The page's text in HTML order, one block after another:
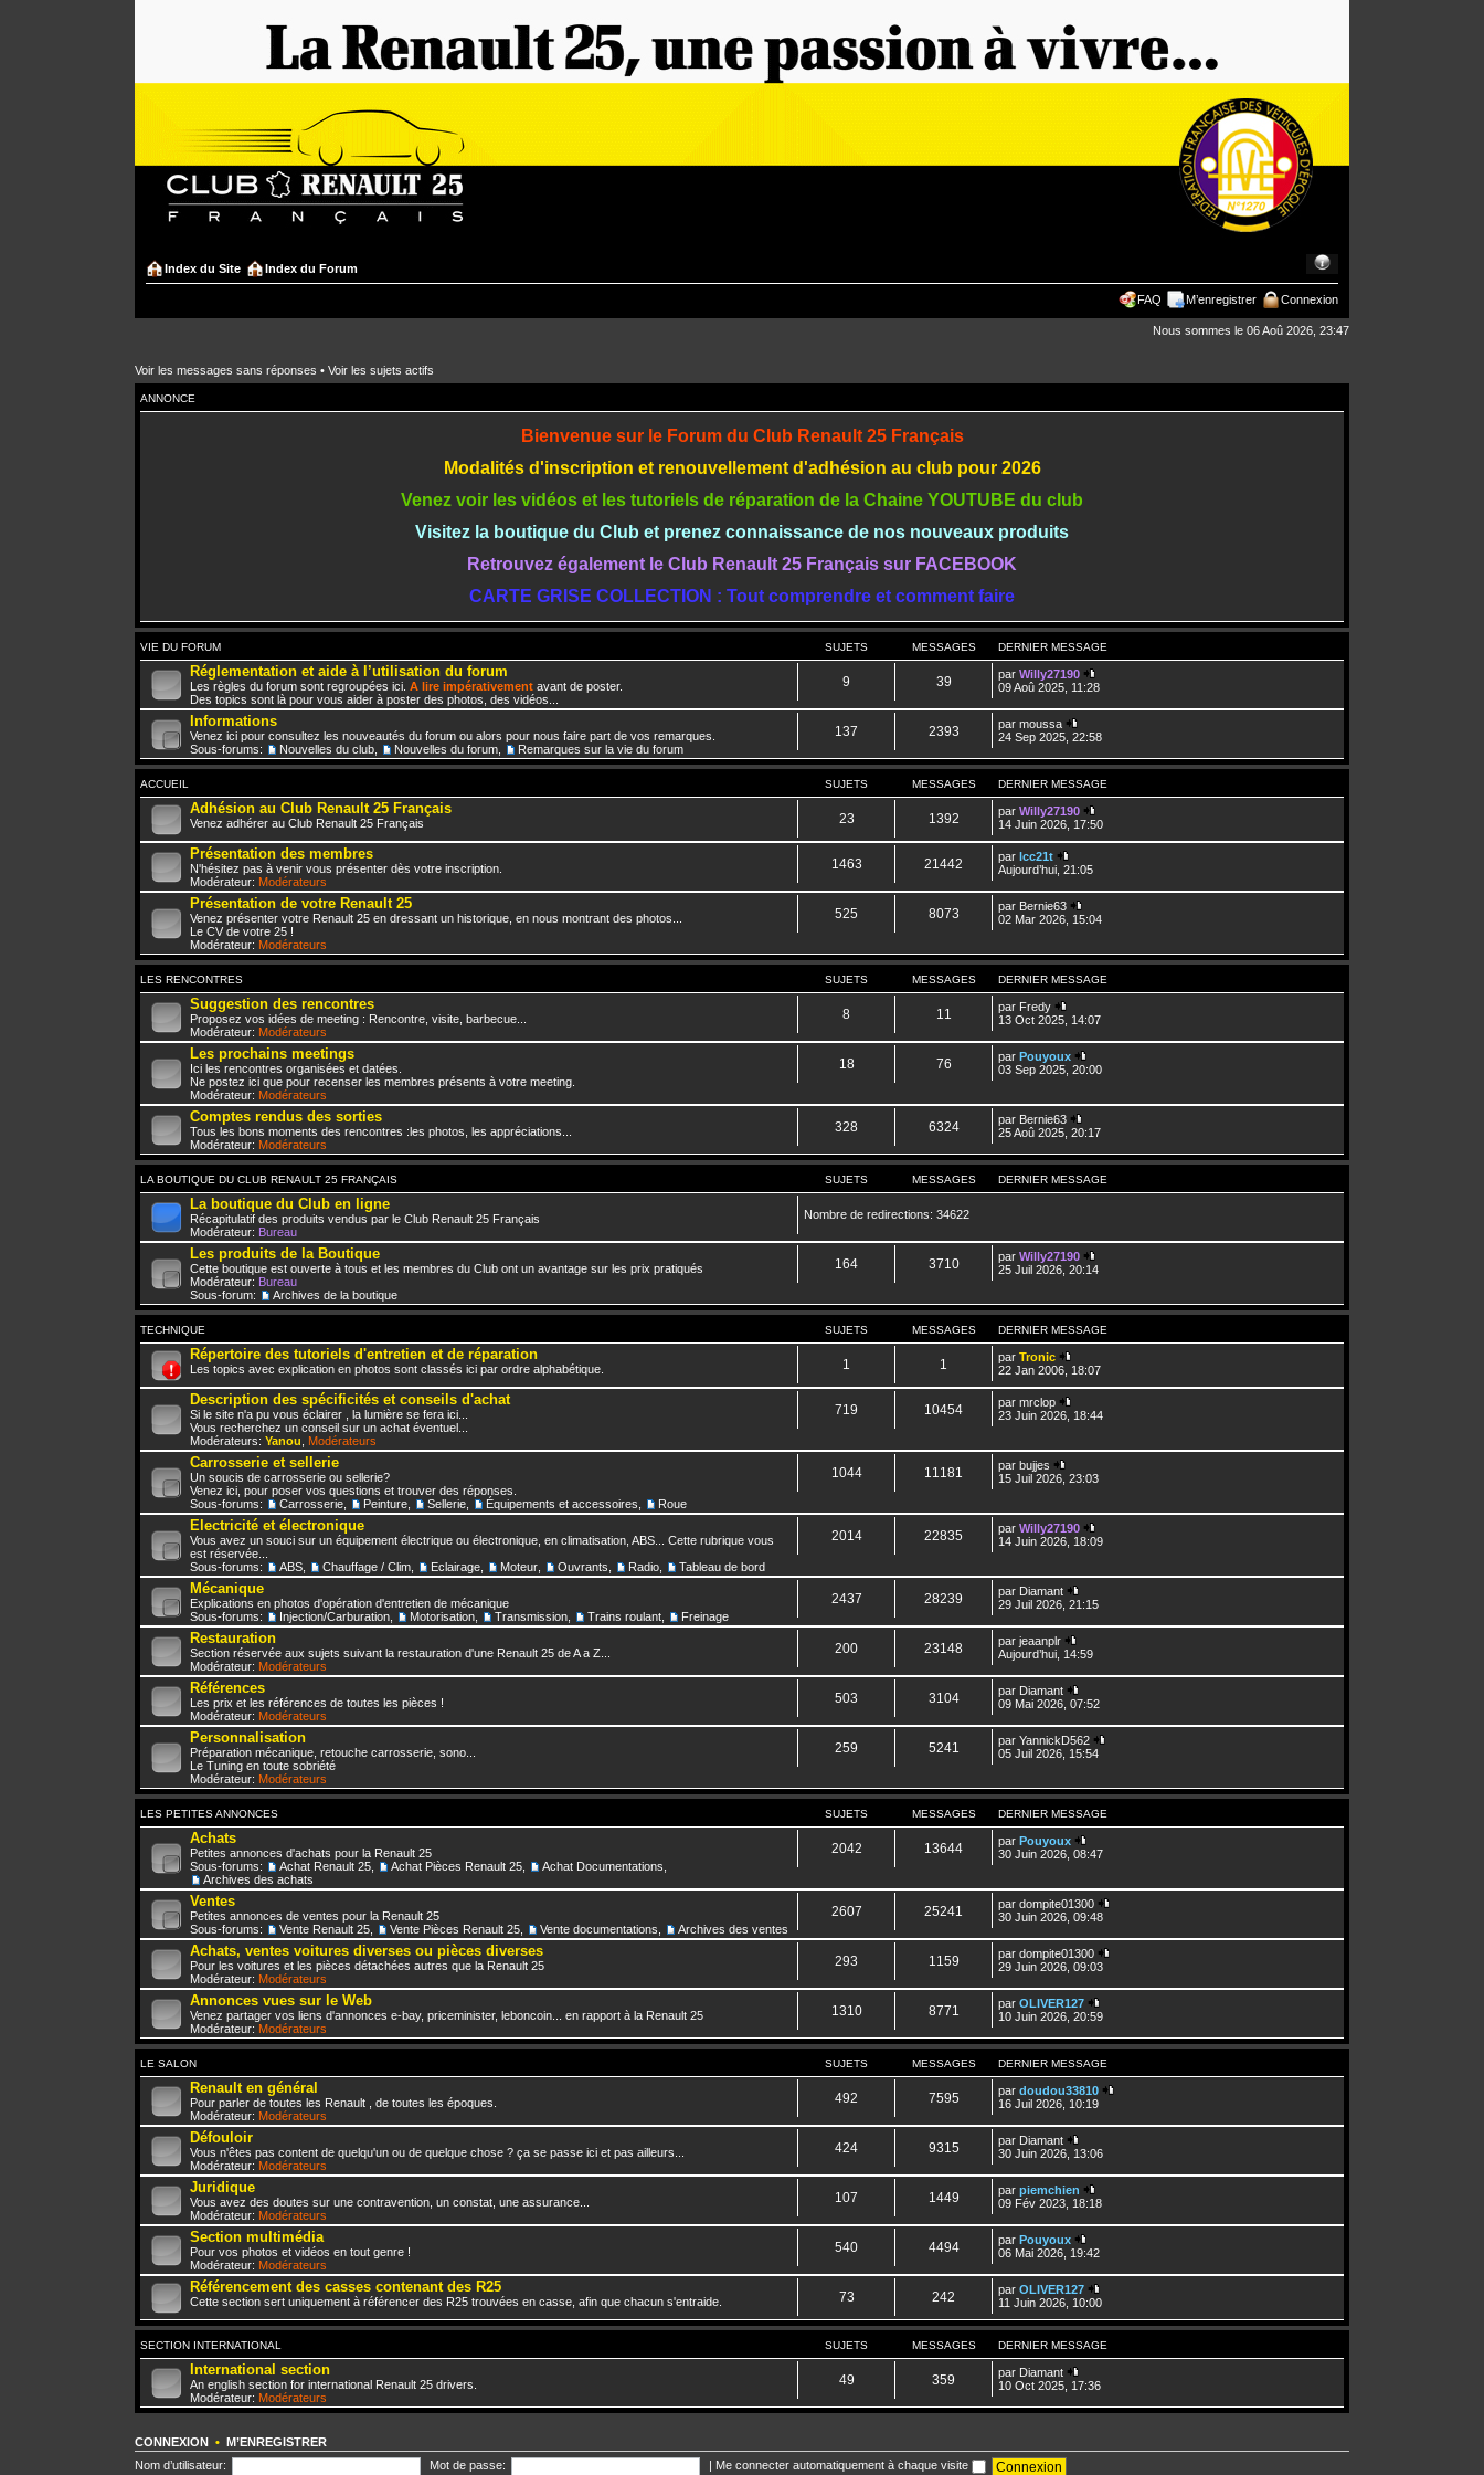
Index du Site Index du Forum
FAQ M’enregistrer Connexion
Nous sommes le 06 Aoû 2026, 23:47
Voir les messages sans réponses • Voir les sujets actifs
ANNONCE
Bienvenue sur le Forum du Club Renault 25 Français
Modalités d'inscription et renouvellement d'adhésion au club pour 2026
Venez voir les vidéos et les tutoriels de réparation de la Chaine YOUTUBE du club
Visitez la boutique du Club et prenez connaissance de nos nouveaux produits
Retrouvez également le Club Renault 25 Français sur FACEBOOK
CARTE GRISE COLLECTION : Tout comprendre et comment faire
VIE DU FORUM SUJETS MESSAGES DERNIER MESSAGE
Réglementation et aide à l’utilisation du forum
Les règles du forum sont regroupées ici. A lire impérativement avant de poster.
Des topics sont là pour vous aider à poster des photos, des vidéos...
9 39 parWilly27190
09 Aoû 2025, 11:28
Informations
Venez ici pour consultez les nouveautés du forum ou alors pour nous faire part de vos remarques.
Sous-forums:
Nouvelles du club Nouvelles du forum Remarques sur la vie du forum
137 2393 parmoussa
24 Sep 2025, 22:58
ACCUEIL SUJETS MESSAGES DERNIER MESSAGE
Adhésion au Club Renault 25 Français
Venez adhérer au Club Renault 25 Français 23 1392 parWilly27190
14 Juin 2026, 17:50
Présentation des membres
N'hésitez pas à venir vous présenter dès votre inscription.
Modérateur: Modérateurs
1463 21442 parlcc21t
Aujourd’hui, 21:05
Présentation de votre Renault 25
Venez présenter votre Renault 25 en dressant un historique, en nous montrant des photos...
Le CV de votre 25 !
Modérateur: Modérateurs
525 8073 par Bernie63
02 Mar 2026, 15:04
LES RENCONTRES SUJETS MESSAGES DERNIER MESSAGE
Suggestion des rencontres
Proposez vos idées de meeting : Rencontre, visite, barbecue...
Modérateur: Modérateurs
8 11 par Fredy
13 Oct 2025, 14:07
Les prochains meetings
Ici les rencontres organisées et datées.
Ne postez ici que pour recenser les membres présents à votre meeting.
Modérateur: Modérateurs
18 76 parPouyoux
03 Sep 2025, 20:00
Comptes rendus des sorties
Tous les bons moments des rencontres :les photos, les appréciations...
Modérateur: Modérateurs
328 6324 par Bernie63
25 Aoû 2025, 20:17
LA BOUTIQUE DU CLUB RENAULT 25 FRANÇAIS SUJETS MESSAGES DERNIER MESSAGE
La boutique du Club en ligne
Récapitulatif des produits vendus par le Club Renault 25 Français
Modérateur: Bureau
Nombre de redirections: 34622
Les produits de la Boutique
Cette boutique est ouverte à tous et les membres du Club ont un avantage sur les prix pratiqués
Modérateur: Bureau
Sous-forum:
Archives de la boutique
164 3710 parWilly27190
25 Juil 2026, 20:14
TECHNIQUE SUJETS MESSAGES DERNIER MESSAGE
Répertoire des tutoriels d'entretien et de réparation
Les topics avec explication en photos sont classés ici par ordre alphabétique. 1 1 parTronic
22 Jan 2006, 18:07
Description des spécificités et conseils d'achat
Si le site n'a pu vous éclairer , la lumière se fera ici...
Vous recherchez un conseil sur un achat éventuel...
Modérateurs: Yanou Modérateurs
719 10454 parmrclop
23 Juin 2026, 18:44
Carrosserie et sellerie
Un soucis de carrosserie ou sellerie?
Venez ici, pour poser vos questions et trouver des réponses.
Sous-forums:
Carrosserie Peinture Sellerie Équipements et accessoires Roue
1044 11181 parbujjes
15 Juil 2026, 23:03
Electricité et électronique
Vous avez un souci sur un équipement électrique ou électronique, en climatisation, ABS... Cette rubrique vous
est réservée...
Sous-forums:
ABS Chauffage / Clim Eclairage Moteur Ouvrants Radio Tableau de bord
2014 22835 parWilly27190
14 Juin 2026, 18:09
Mécanique
Explications en photos d'opération d'entretien de mécanique
Sous-forums:
Injection/Carburation Motorisation Transmission Trains roulant Freinage
2437 28239 par Diamant
29 Juil 2026, 21:15
Restauration
Section réservée aux sujets suivant la restauration d'une Renault 25 de A a Z...
Modérateur: Modérateurs
200 23148 parjeaanplr
Aujourd’hui, 14:59
Références
Les prix et les références de toutes les pièces !
Modérateur: Modérateurs
503 3104 par Diamant
09 Mai 2026, 07:52
Personnalisation
Préparation mécanique, retouche carrosserie, sono...
Le Tuning en toute sobriété
Modérateur: Modérateurs
259 5241 parYannickD562
05 Juil 2026, 15:54
LES PETITES ANNONCES SUJETS MESSAGES DERNIER MESSAGE
Achats
Petites annonces d'achats pour la Renault 25
Sous-forums:
Achat Renault 25 Achat Pièces Renault 25 Achat Documentations
Archives des achats
2042 13644 parPouyoux
30 Juin 2026, 08:47
Ventes
Petites annonces de ventes pour la Renault 25
Sous-forums:
Vente Renault 25 Vente Pièces Renault 25 Vente documentations Archives des ventes
2607 25241 pardompite01300
30 Juin 2026, 09:48
Achats, ventes voitures diverses ou pièces diverses
Pour les voitures et les pièces détachées autres que la Renault 25
Modérateur: Modérateurs
293 1159 pardompite01300
29 Juin 2026, 09:03
Annonces vues sur le Web
Venez partager vos liens d'annonces e-bay, priceminister, leboncoin... en rapport à la Renault 25
Modérateur: Modérateurs
1310 8771 parOLIVER127
10 Juin 2026, 20:59
LE SALON SUJETS MESSAGES DERNIER MESSAGE
Renault en général
Pour parler de toutes les Renault , de toutes les époques.
Modérateur: Modérateurs
492 7595 pardoudou33810
16 Juil 2026, 10:19
Défouloir
Vous n'êtes pas content de quelqu'un ou de quelque chose ? ça se passe ici et pas ailleurs...
Modérateur: Modérateurs
424 9315 par Diamant
30 Juin 2026, 13:06
Juridique
Vous avez des doutes sur une contravention, un constat, une assurance...
Modérateur: Modérateurs
107 1449 parpiemchien
09 Fév 2023, 18:18
Section multimédia
Pour vos photos et vidéos en tout genre !
Modérateur: Modérateurs
540 4494 parPouyoux
06 Mai 2026, 19:42
Référencement des casses contenant des R25
Cette section sert uniquement à référencer des R25 trouvées en casse, afin que chacun s'entraide. 73 242 parOLIVER127
11 Juin 2026, 10:00
SECTION INTERNATIONAL SUJETS MESSAGES DERNIER MESSAGE
International section
An english section for international Renault 25 drivers.
Modérateur: Modérateurs
49 359 par Diamant
10 Oct 2025, 17:36
CONNEXION • M’ENREGISTRER
Nom d’utilisateur:
Mot de passe: Me connecter automatiquement à chaque visite